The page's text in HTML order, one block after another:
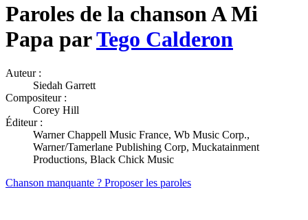
Paroles de la chanson A Mi
Papa parTego Calderon
Auteur :
Siedah Garrett
Compositeur :
Corey Hill
Éditeur :
Warner Chappell Music France, Wb Music Corp.,
Warner/Tamerlane Publishing Corp, Muckatainment
Productions, Black Chick Music
Chanson manquante ? Proposer les paroles